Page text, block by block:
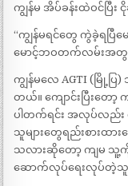
ကျွန်မ အိပ်ခန်းထဲဝင်ပြီ
“ကျွန်မရင်တွေ ကွဲခဲ့ရပြီမ
မောင့်ဘဝတက်လမ်းအတွ
ကျွန်မလေ AGTI (မြို့ပြ
တယ်။ ကျောင်းပြီးတေ
ပါတက်ရင်း အလုပ်လည်း
သူများတွေရည်းစားထာ
သလားဆိုတော့ ကျမ သူ့ကို
ဆောက်လုပ်ရေးလုပ်တဲ့သူ